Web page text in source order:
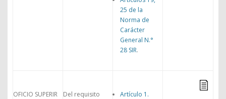
25 de la
Norma de
Carácter
General N.°
28 SIR.
OFICIO SUPERIR
Del requisito
Artículo 1.